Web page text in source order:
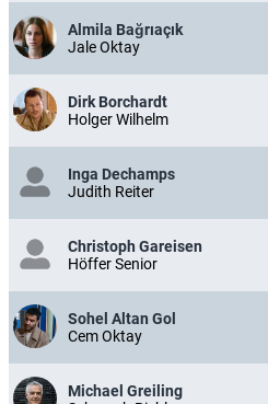
Almila Bağrıaçık
Jale Oktay
Dirk Borchardt
Holger Wilhelm
Inga Dechamps
Judith Reiter
Christoph Gareisen
Höffer Senior
Sohel Altan Gol
Cem Oktay
Michael Greiling